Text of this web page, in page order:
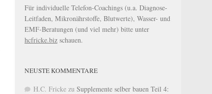
Für individuelle Telefon-Coachings (u.a. Diagnose-
Leitfaden, Mikronährstoffe, Blutwerte), Wasser- und
EMF-Beratungen (und viel mehr) bitte unter
hcfricke.biz schauen.
NEUSTE KOMMENTARE
H.C. Fricke zu Supplemente selber bauen Teil 4: